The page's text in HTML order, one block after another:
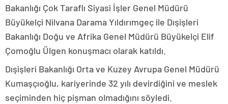
Bakanlığı Çok Taraflı Siyasi İşler Genel Müdürü
Büyükelçi Nilvana Darama Yıldırımgeç ile Dışişleri
Bakanlığı Doğu ve Afrika Genel Müdürü Büyükelçi Elif
Çomoğlu Ülgen konuşmacı olarak katıldı.
Dışişleri Bakanlığı Orta ve Kuzey Avrupa Genel Müdürü
Kumaşçıoğlu, kariyerinde 32 yılı devirdiğini ve meslek
seçiminden hiç pişman olmadığını söyledi.